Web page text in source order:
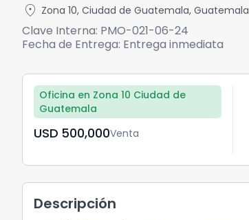
location_on Zona 10, Ciudad de Guatemala, Guatemala
Clave Interna: PMO-021-06-24
Fecha de Entrega: Entrega inmediata
Oficina en Zona 10 Ciudad de
Guatemala
USD	500,000Venta
Descripción